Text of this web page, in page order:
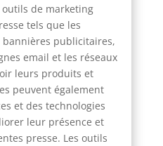
de marketing
tels que les
publicitaires,
email et les réseaux
leurs produits et
peuvent également
et des technologies
leur présence et
presse. Les outils